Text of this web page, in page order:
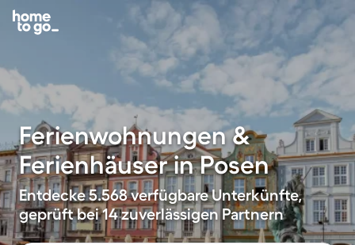
Ferienwohnungen &
Ferienhäuser in Posen
Entdecke 5.568 verfügbare Unterkünfte,
geprüft bei 14 zuverlässigen Partnern